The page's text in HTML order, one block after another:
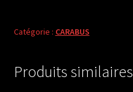
odoratus
A2)
Catégorie : CARABUS
Produits similaires